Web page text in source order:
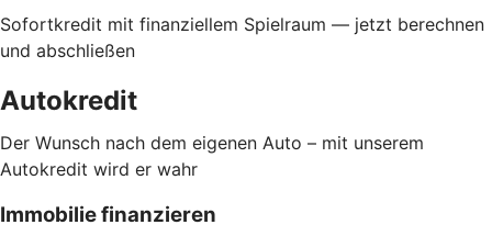
Sofortkredit mit finanziellem Spielraum — jetzt berechnen
und abschließen
Autokredit
Der Wunsch nach dem eigenen Auto – mit unserem
Autokredit wird er wahr
Immobilie finanzieren